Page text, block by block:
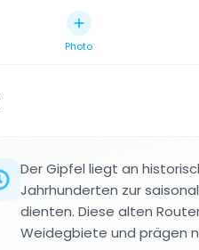
Photo
Der Gipfel liegt an
Jahrhunderten zur
dienten. Diese alten
Weidegbiete und prägen